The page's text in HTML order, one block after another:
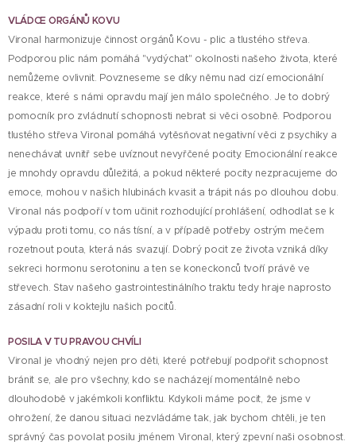
VLÁDCE ORGÁNŮ KOVU
Vironal harmonizuje činnost orgánů Kovu - plic a tlustého střeva.
Podporou plic nám pomáhá "vydýchat" okolnosti našeho života, které
nemůžeme ovlivnit. Povzneseme se díky němu nad cizí emocionální
reakce, které s námi opravdu mají jen málo společného. Je to dobrý
pomocník pro zvládnutí schopnosti nebrat si věci osobně. Podporou
tlustého střeva Vironal pomáhá vytěsňovat negativní věci z psychiky a
nenechávat uvnitř sebe uvíznout nevyřčené pocity. Emocionální reakce
je mnohdy opravdu důležitá, a pokud některé pocity nezpracujeme do
emoce, mohou v našich hlubinách kvasit a trápit nás po dlouhou dobu.
Vironal nás podpoří v tom učinit rozhodující prohlášení, odhodlat se k
výpadu proti tomu, co nás tísní, a v případě potřeby ostrým mečem
rozetnout pouta, která nás svazují. Dobrý pocit ze života vzniká díky
sekreci hormonu serotoninu a ten se koneckonců tvoří právě ve
střevech. Stav našeho gastrointestinálního traktu tedy hraje naprosto
zásadní roli v koktejlu našich pocitů.
POSILA V TU PRAVOU CHVÍLI
Vironal je vhodný nejen pro děti, které potřebují podpořit schopnost
bránit se, ale pro všechny, kdo se nacházejí momentálně nebo
dlouhodobě v jakémkoli konfliktu. Kdykoli máme pocit, že jsme v
ohrožení, že danou situaci nezvládáme tak, jak bychom chtěli, je ten
správný čas povolat posilu jménem Vironal, který zpevní naši osobnost.